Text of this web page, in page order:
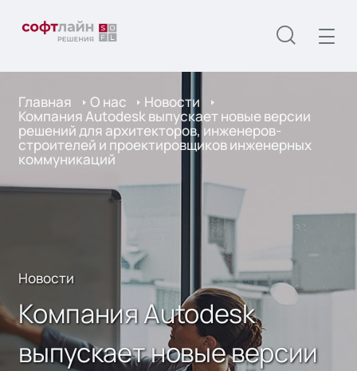
Главная О нас Новости
Компания Autodesk выпускает новые версии
решений для архитекторов, инженеров-
строителей и проектировщиков инженерных
коммуникаций
Новости
Компания Autodesk
выпускает новые версии